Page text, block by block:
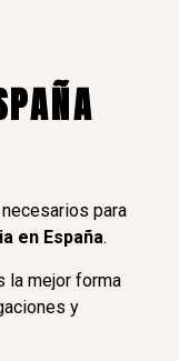
para
en España.
la mejor forma
y